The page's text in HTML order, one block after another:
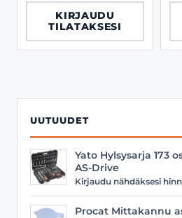
UUTUUDET
Yato Hylsysarja 173
AS-Drive
Kirjaudu nähdäksesi
Procat Mittakannu
KIRJAUDU
TILATAKSESI